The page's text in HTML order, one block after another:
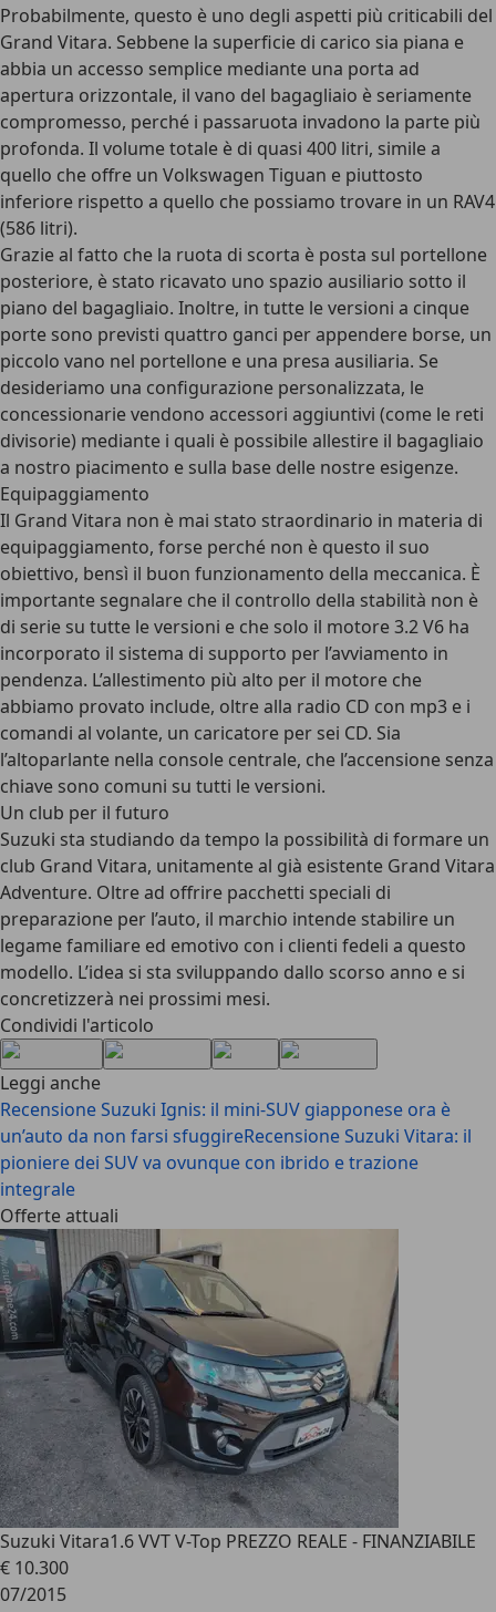
Probabilmente, questo è uno degli aspetti più criticabili del
Grand Vitara. Sebbene la superficie di carico sia piana e
abbia un accesso semplice mediante una porta ad
apertura orizzontale, il vano del bagagliaio è seriamente
compromesso, perché i passaruota invadono la parte più
profonda. Il volume totale è di quasi 400 litri, simile a
quello che offre un Volkswagen Tiguan e piuttosto
inferiore rispetto a quello che possiamo trovare in un RAV4
(586 litri).
Grazie al fatto che la ruota di scorta è posta sul portellone
posteriore, è stato ricavato uno spazio ausiliario sotto il
piano del bagagliaio. Inoltre, in tutte le versioni a cinque
porte sono previsti quattro ganci per appendere borse, un
piccolo vano nel portellone e una presa ausiliaria. Se
desideriamo una configurazione personalizzata, le
concessionarie vendono accessori aggiuntivi (come le reti
divisorie) mediante i quali è possibile allestire il bagagliaio
a nostro piacimento e sulla base delle nostre esigenze.
Equipaggiamento
Il Grand Vitara non è mai stato straordinario in materia di
equipaggiamento, forse perché non è questo il suo
obiettivo, bensì il buon funzionamento della meccanica. È
importante segnalare che il controllo della stabilità non è
di serie su tutte le versioni e che solo il motore 3.2 V6 ha
incorporato il sistema di supporto per l’avviamento in
pendenza. L’allestimento più alto per il motore che
abbiamo provato include, oltre alla radio CD con mp3 e i
comandi al volante, un caricatore per sei CD. Sia
l’altoparlante nella console centrale, che l’accensione senza
chiave sono comuni su tutti le versioni.
Un club per il futuro
Suzuki sta studiando da tempo la possibilità di formare un
club Grand Vitara, unitamente al già esistente Grand Vitara
Adventure. Oltre ad offrire pacchetti speciali di
preparazione per l’auto, il marchio intende stabilire un
legame familiare ed emotivo con i clienti fedeli a questo
modello. L’idea si sta sviluppando dallo scorso anno e si
concretizzerà nei prossimi mesi.
Condividi l'articolo
Leggi anche
Recensione Suzuki Ignis: il mini-SUV giapponese ora è
un’auto da non farsi sfuggireRecensione Suzuki Vitara: il
pioniere dei SUV va ovunque con ibrido e trazione
integrale
Offerte attuali
Suzuki Vitara1.6 VVT V-Top PREZZO REALE - FINANZIABILE
€ 10.300
07/2015